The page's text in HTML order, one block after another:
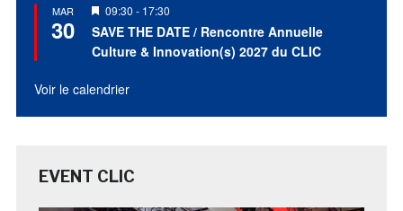
MAR
30
Mis
en
avant
09:30 - 17:30
SAVE THE DATE / Rencontre Annuelle
Culture & Innovation(s) 2027 du CLIC
Voir le calendrier
EVENT CLIC